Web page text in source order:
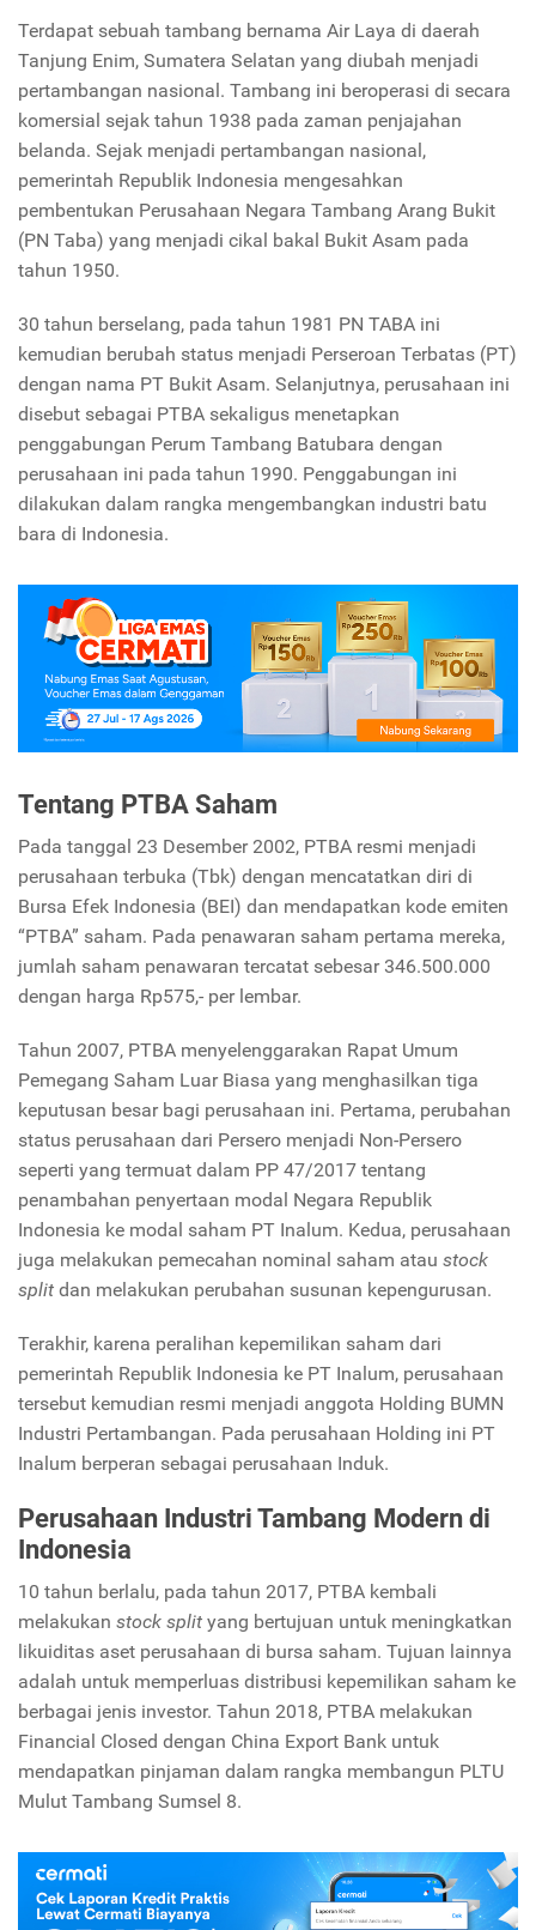
Terdapat sebuah tambang bernama Air Laya di daerah
Tanjung Enim, Sumatera Selatan yang diubah menjadi
pertambangan nasional. Tambang ini beroperasi di secara
komersial sejak tahun 1938 pada zaman penjajahan
belanda. Sejak menjadi pertambangan nasional,
pemerintah Republik Indonesia mengesahkan
pembentukan Perusahaan Negara Tambang Arang Bukit
(PN Taba) yang menjadi cikal bakal Bukit Asam pada
tahun 1950.
30 tahun berselang, pada tahun 1981 PN TABA ini
kemudian berubah status menjadi Perseroan Terbatas (PT)
dengan nama PT Bukit Asam. Selanjutnya, perusahaan ini
disebut sebagai PTBA sekaligus menetapkan
penggabungan Perum Tambang Batubara dengan
perusahaan ini pada tahun 1990. Penggabungan ini
dilakukan dalam rangka mengembangkan industri batu
bara di Indonesia.
Tentang PTBA Saham
Pada tanggal 23 Desember 2002, PTBA resmi menjadi
perusahaan terbuka (Tbk) dengan mencatatkan diri di
Bursa Efek Indonesia (BEI) dan mendapatkan kode emiten
“PTBA” saham. Pada penawaran saham pertama mereka,
jumlah saham penawaran tercatat sebesar 346.500.000
dengan harga Rp575,- per lembar.
Tahun 2007, PTBA menyelenggarakan Rapat Umum
Pemegang Saham Luar Biasa yang menghasilkan tiga
keputusan besar bagi perusahaan ini. Pertama, perubahan
status perusahaan dari Persero menjadi Non-Persero
seperti yang termuat dalam PP 47/2017 tentang
penambahan penyertaan modal Negara Republik
Indonesia ke modal saham PT Inalum. Kedua, perusahaan
juga melakukan pemecahan nominal saham atau stock
split dan melakukan perubahan susunan kepengurusan.
Terakhir, karena peralihan kepemilikan saham dari
pemerintah Republik Indonesia ke PT Inalum, perusahaan
tersebut kemudian resmi menjadi anggota Holding BUMN
Industri Pertambangan. Pada perusahaan Holding ini PT
Inalum berperan sebagai perusahaan Induk.
Perusahaan Industri Tambang Modern di
Indonesia
10 tahun berlalu, pada tahun 2017, PTBA kembali
melakukan stock split yang bertujuan untuk meningkatkan
likuiditas aset perusahaan di bursa saham. Tujuan lainnya
adalah untuk memperluas distribusi kepemilikan saham ke
berbagai jenis investor. Tahun 2018, PTBA melakukan
Financial Closed dengan China Export Bank untuk
mendapatkan pinjaman dalam rangka membangun PLTU
Mulut Tambang Sumsel 8.